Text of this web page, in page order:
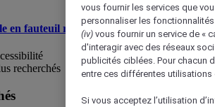
en fauteuil roulant
recherchés
vous fournir les services que
personnaliser les
(iv) vous fournir un service de «
d'interagir avec des réseaux
publicités ciblées. Pour chacun
entre ces différentes utilisations
Si vous acceptez l’utilisation